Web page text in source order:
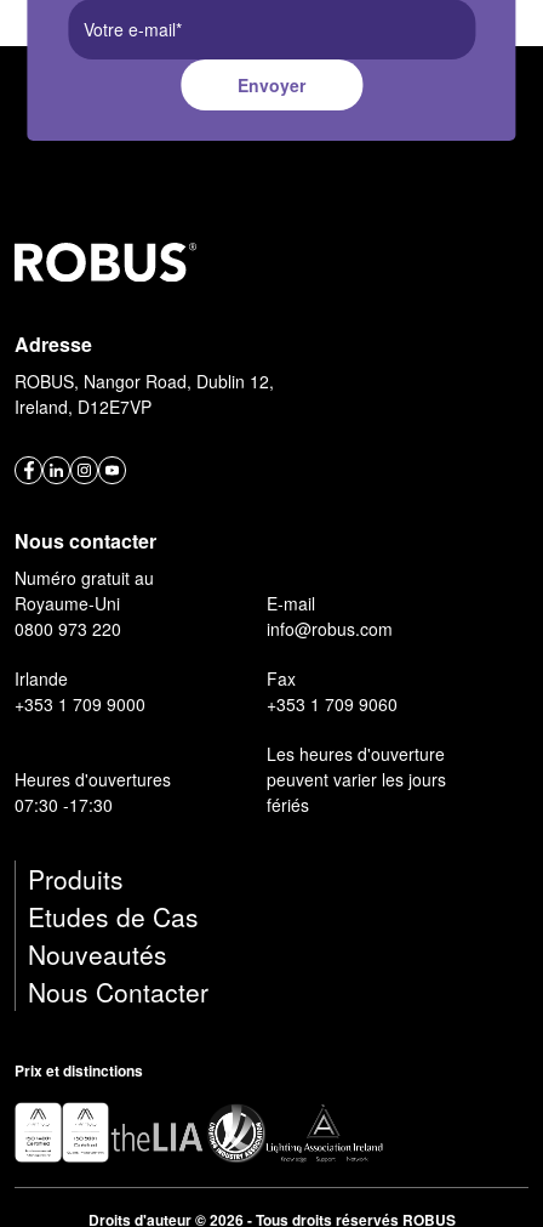
Envoyer
Adresse
ROBUS, Nangor Road, Dublin 12,
Ireland, D12E7VP
Nous contacter
Numéro gratuit au
Royaume-Uni
0800 973 220
E-mail
info@robus.com
Irlande
+353 1 709 9000
Fax
+353 1 709 9060
Heures d'ouvertures
07:30 -17:30
Les heures d'ouverture
peuvent varier les jours
fériés
Produits
Etudes de Cas
Nouveautés
Nous Contacter
Prix ​​et distinctions
Droits d'auteur © 2026 - Tous droits réservés ROBUS